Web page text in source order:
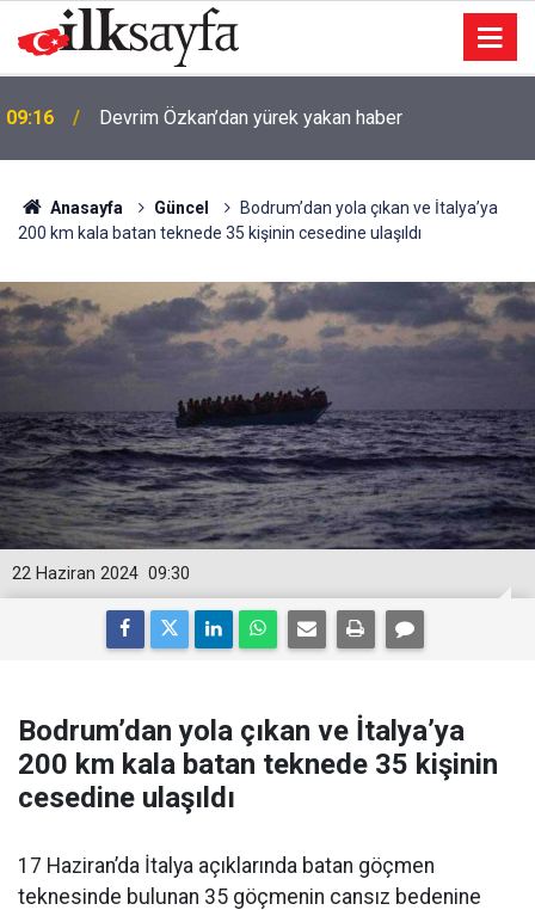
08:42 Meclis’te çocuk düzenlemesi: Cezalar artıyor
Anasayfa Güncel
Bodrum’dan yola çıkan ve İtalya’ya
200 km kala batan teknede 35 kişinin cesedine ulaşıldı
09:30
22 Haziran 2024
Bodrum’dan yola çıkan ve İtalya’ya
200 km kala batan teknede 35 kişinin
cesedine ulaşıldı
17 Haziran’da İtalya açıklarında batan göçmen
teknesinde bulunan 35 göçmenin cansız bedenine